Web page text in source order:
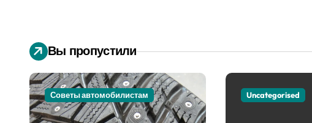
Вы пропустили
Советы автомобилистам Uncategorised